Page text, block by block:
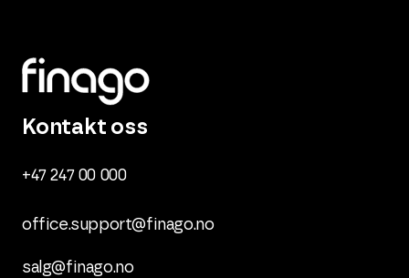
Kontakt oss
+47 247 00 000
office.support@finago.no
salg@finago.no